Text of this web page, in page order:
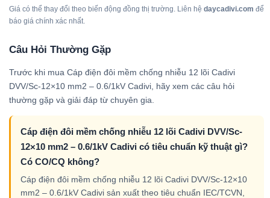
Giá có thể thay đổi theo biến động đồng thị trường. Liên hệ daycadivi.com để
báo giá chính xác nhất.
Câu Hỏi Thường Gặp
Trước khi mua Cáp điện đôi mềm chống nhiễu 12 lõi Cadivi
DVV/Sc-12×10 mm2 – 0.6/1kV Cadivi, hãy xem các câu hỏi
thường gặp và giải đáp từ chuyên gia.
Cáp điện đôi mềm chống nhiễu 12 lõi Cadivi DVV/Sc-
12×10 mm2 – 0.6/1kV Cadivi có tiêu chuẩn kỹ thuật gì?
Có CO/CQ không?
Cáp điện đôi mềm chống nhiễu 12 lõi Cadivi DVV/Sc-12×10
mm2 – 0.6/1kV Cadivi sản xuất theo tiêu chuẩn IEC/TCVN,